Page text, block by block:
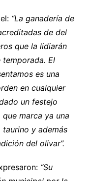
“La ganadería de
de del
que la lidiarán
temporada. El
es una
en cualquier
un festejo
marca ya una
y además
del olivar”.
“Su